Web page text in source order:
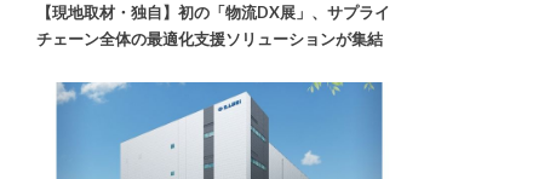
【現地取材・独自】初の「物流DX展」、サプライ
チェーン全体の最適化支援ソリューションが集結